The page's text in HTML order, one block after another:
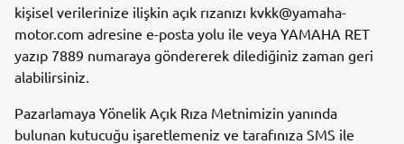
kişisel verilerinize ilişkin açık rızanızı kvkk@yamaha-
motor.com adresine e-posta yolu ile veya YAMAHA RET
yazıp 7889 numaraya göndererek dilediğiniz zaman geri
alabilirsiniz.
Pazarlamaya Yönelik Açık Rıza Metnimizin yanında
bulunan kutucuğu işaretlemeniz ve tarafınıza SMS ile